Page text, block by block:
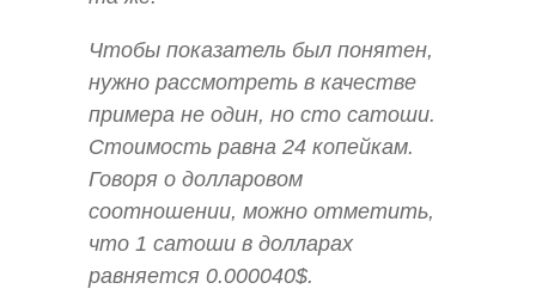
Чтобы показатель был понятен,
нужно рассмотреть в качестве
примера не один, но сто сатоши.
Стоимость равна 24 копейкам.
Говоря о долларовом
соотношении, можно отметить,
что 1 сатоши в долларах
равняется 0.000040$.